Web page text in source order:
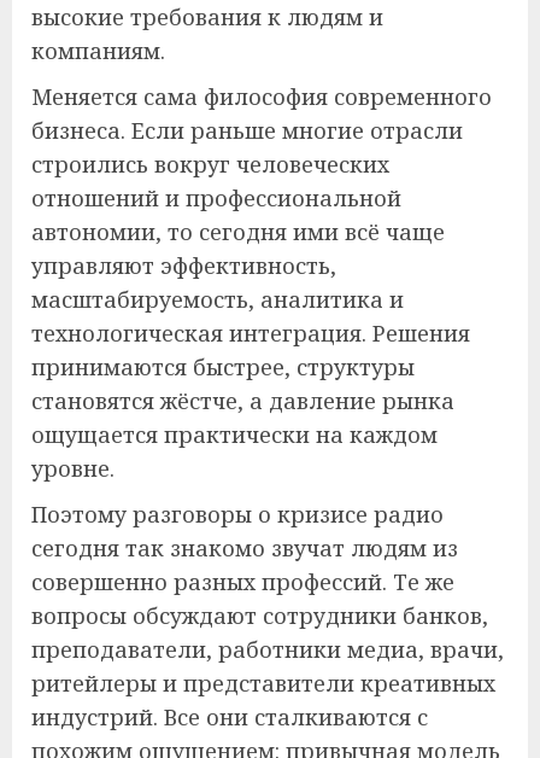
высокие требования к людям и
компаниям.
Меняется сама философия современного
бизнеса. Если раньше многие отрасли
строились вокруг человеческих
отношений и профессиональной
автономии, то сегодня ими всё чаще
управляют эффективность,
масштабируемость, аналитика и
технологическая интеграция. Решения
принимаются быстрее, структуры
становятся жёстче, а давление рынка
ощущается практически на каждом
уровне.
Поэтому разговоры о кризисе радио
сегодня так знакомо звучат людям из
совершенно разных профессий. Те же
вопросы обсуждают сотрудники банков,
преподаватели, работники медиа, врачи,
ритейлеры и представители креативных
индустрий. Все они сталкиваются с
похожим ощущением: привычная модель